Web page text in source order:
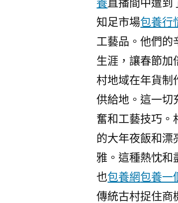
知足市場包養行
工藝品。他們的
生涯，讓春節加
村地域在年貨制
供給地。這一切
奮和工藝技巧。
的大年夜飯和漂
雅。這種熱忱和
也包養網包養一
傳統古村捉住商